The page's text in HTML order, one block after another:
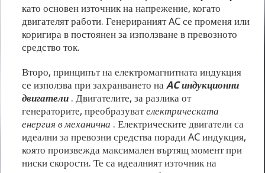
като основен източник на напрежение, когато
двигателят работи. Генерираният AC се променя или
коригира в постоянен за използване в превозното
средство ток.
Второ, принципът на електромагнитната индукция
се използва при захранването наAC индукционни
двигатели . Двигателите, за разлика от
генераторите, преобразувателектрическата
енергия в механична . Електрическите двигатели са
идеални за превозни средства поради AC индукция,
която произвежда максимален въртящ момент при
ниски скорости. Те са идеалният източник на